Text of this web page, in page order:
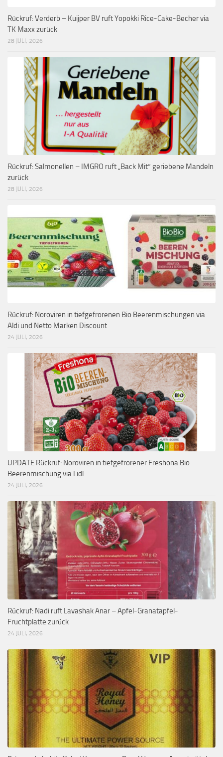
Rückruf: Verderb – Kuijper BV ruft Yopokki Rice-Cake-Becher via
TK Maxx zurück
28 JULI, 2026
Rückruf: Salmonellen – IMGRO ruft „Back Mit“ geriebene Mandeln
zurück
28 JULI, 2026
Rückruf: Noroviren in tiefgefrorenen Bio Beerenmischungen via
Aldi und Netto Marken Discount
24 JULI, 2026
UPDATE Rückruf: Noroviren in tiefgefrorener Freshona Bio
Beerenmischung via Lidl
24 JULI, 2026
Rückruf: Nadi ruft Lavashak Anar – Apfel-Granatapfel-
Fruchtplatte zurück
24 JULI, 2026